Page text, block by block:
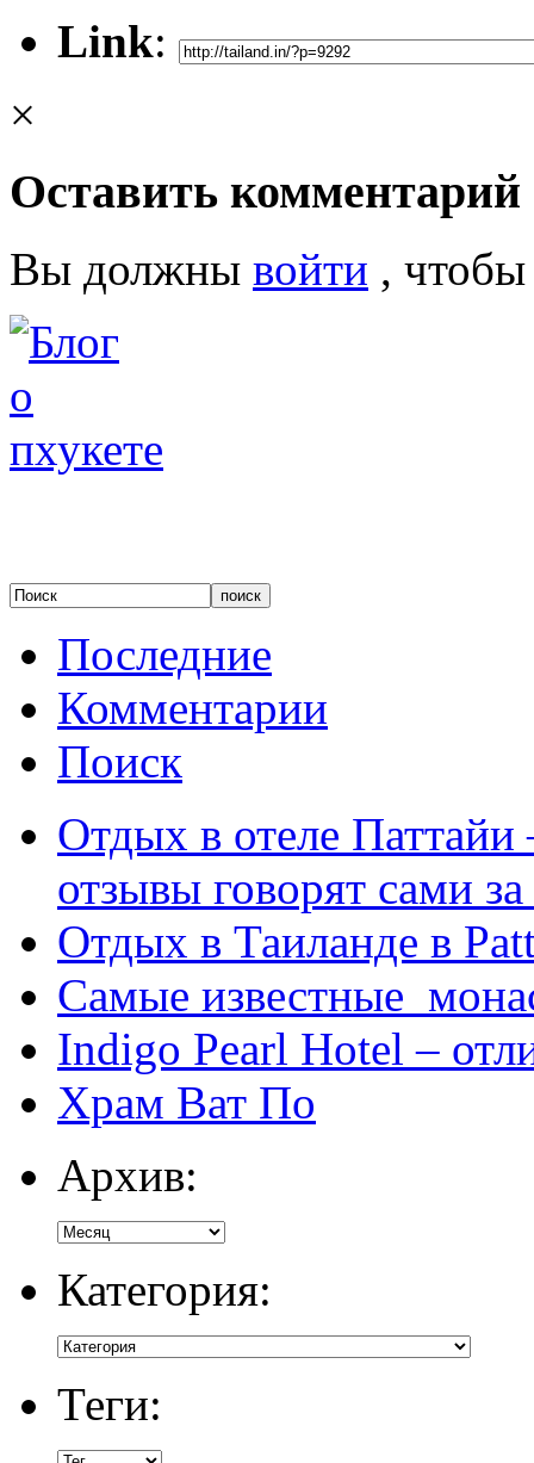
Link:
×
Оставить комментарий
Вы должны войти ,
Последние
Комментарии
Поиск
Отдых в отеле
отзывы говорят сами за
Отдых в Таиланде в
Самые известные
Indigo Pearl Hotel –
Храм Ват По
Архив:
Категория:
Теги: